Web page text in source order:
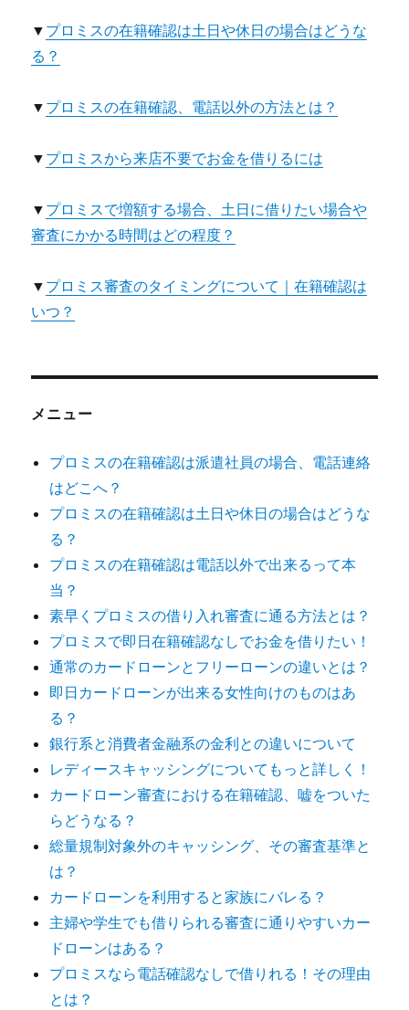
▼ プロミスの在籍確認は土日や休日の場合はどうな
る？
▼ プロミスの在籍確認、電話以外の方法とは？
▼ プロミスから来店不要でお金を借りるには
▼ プロミスで増額する場合、土日に借りたい場合や
審査にかかる時間はどの程度？
▼ プロミス審査のタイミングについて｜在籍確認は
いつ？
メニュー
プロミスの在籍確認は派遣社員の場合、電話連絡
はどこへ？
プロミスの在籍確認は土日や休日の場合はどうな
る？
プロミスの在籍確認は電話以外で出来るって本
当？
素早くプロミスの借り入れ審査に通る方法とは？
プロミスで即日在籍確認なしでお金を借りたい！
通常のカードローンとフリーローンの違いとは？
即日カードローンが出来る女性向けのものはあ
る？
銀行系と消費者金融系の金利との違いについて
レディースキャッシングについてもっと詳しく！
カードローン審査における在籍確認、嘘をついた
らどうなる？
総量規制対象外のキャッシング、その審査基準と
は？
カードローンを利用すると家族にバレる？
主婦や学生でも借りられる審査に通りやすいカー
ドローンはある？
プロミスなら電話確認なしで借りれる！その理由
とは？